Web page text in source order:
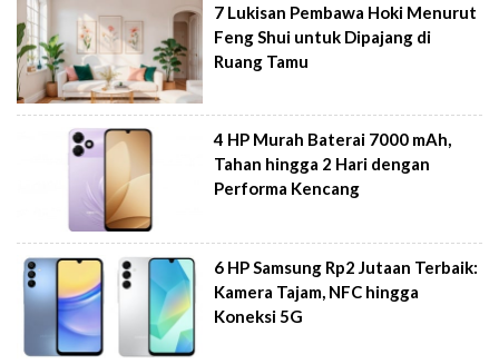
7 Lukisan Pembawa Hoki Menurut
Feng Shui untuk Dipajang di
Ruang Tamu
4 HP Murah Baterai 7000 mAh,
Tahan hingga 2 Hari dengan
Performa Kencang
6 HP Samsung Rp2 Jutaan Terbaik:
Kamera Tajam, NFC hingga
Koneksi 5G